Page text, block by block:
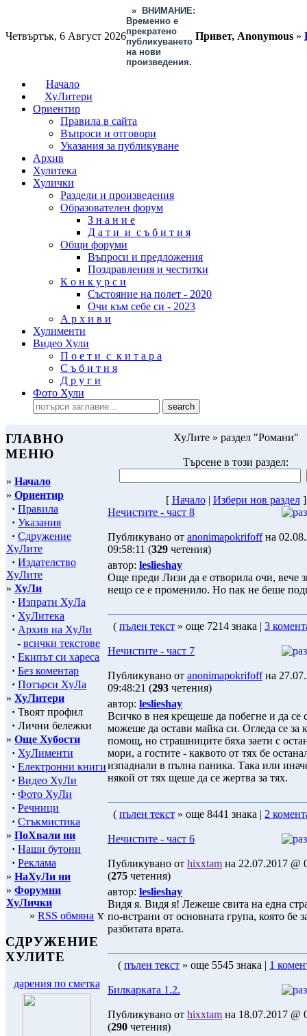
Четвъртък, 6 Август 2026
»
ВНИМАНИЕ:
Временно е
прекратено
публикуването
на нови
произведения.
Привет, Anonymous »
Начало
ХуЛитери
Ориентир
Правила в сайта
Въпроси и отговори
Указания за публикуване
Архив
Хулитека
Хулички
Раздели и произведения
Образователен форум
З н а н и е
Д а т и и с ъ б и т и я
Общи форуми
Въпроси и предложения
Поздравления и честитки
К о н к у р с и
Състояние на полет - 2020
Очи към себе си - 2023
А р х и в и
Хулименти
Видео Хули
П о е т и с к и т а р а
С ъ б и т и я
Д р у г и
Фото Хули
ГЛАВНО
МЕНЮ
» Начало
» Ориентир
· Правила
· Указания
· Сдружение
ХуЛите
· Издателство
ХуЛите
» ХуЛи
· Изпрати ХуЛа
· ХуЛитека
· Архив на ХуЛи
- всички текстове
· Екипът си хареса
· Без коментар
· Потърси ХуЛа
» ХуЛитери
· Твоят профил
· Лични бележки
» Още Хубости
· ХуЛименти
· Електронни книги
· Видео ХуЛи
· Фото ХуЛи
· Речници
· Стъкмистика
» ПоХвали ни
· Наши бутони
· Реклама
» НаХуЛи ни
» Форумни
ХуЛички
» RSS обмяна
СДРУЖЕНИЕ
ХУЛИТЕ
дарения по сметка
ХуЛите » раздел "Романи"
Търсене в този раздел:
[ Начало| Избeри нов раздел]
Нечистите - част 8
Публикувано от anonimapokrifoffна
09:58:11 (329 четения)
автор: leslieshay
Още преди Лизи да е отворила очи, вече
нещо се е променило. Но пак не беше
( пълен текст » още 7214 знака | 3
Нечистите - част 7
Публикувано от anonimapokrifoffна
09:48:21 (293 четения)
автор: leslieshay
Всичко в нея крещеше да побегне и да се
можеше да остави майка си. Огледа се за
помощ, но страшниците бяха заети с
мори, а гостите - каквото от тях бе
изпаднали в пълна паника. Така или
някой от тях щеше да се жертва за тях.
( пълен текст » още 8441 знака | 2
Нечистите - част 6
Публикувано от hixxtam на 22.07.2017 @
(275 четения)
автор: leslieshay
Видя я. Видя я! Лежеше свита на една
по-встрани от основната група, която бе
разбитата врата.
( пълен текст » още 5545 знака | 1
Билкарката 1.2.
Публикувано от hixxtam на 18.07.2017 @
(290 четения)